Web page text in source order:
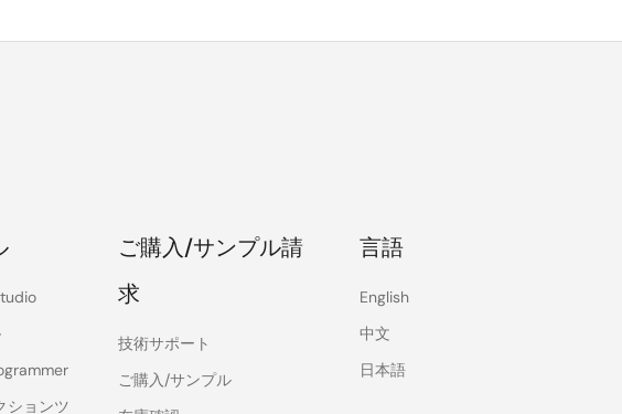
ションツ
ご購入/サンプル請
求
技術サポート
ご購入/サンプル
言語
English
中文
日本語